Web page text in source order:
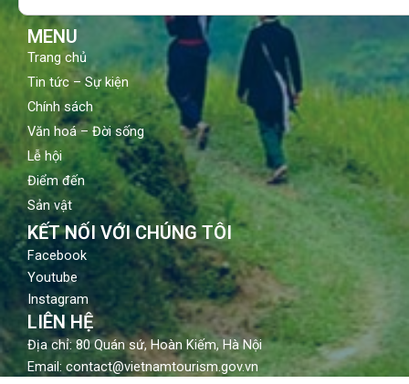
MENU
Trang chủ
Tin tức – Sự kiện
Chính sách
Văn hoá – Đời sống
Lễ hội
Điểm đến
Sản vật
KẾT NỐI VỚI CHÚNG TÔI
Facebook
Youtube
Instagram
LIÊN HỆ
Địa chỉ: 80 Quán sứ, Hoàn Kiếm, Hà Nội
Email: contact@vietnamtourism.gov.vn